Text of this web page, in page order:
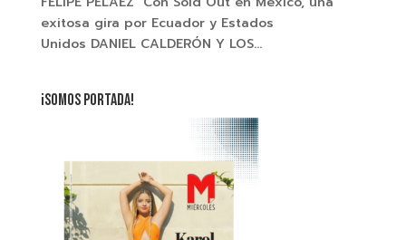
exitosa gira por Ecuador y Estados
Unidos DANIEL CALDERÓN Y LOS...
¡SOMOS PORTADA!